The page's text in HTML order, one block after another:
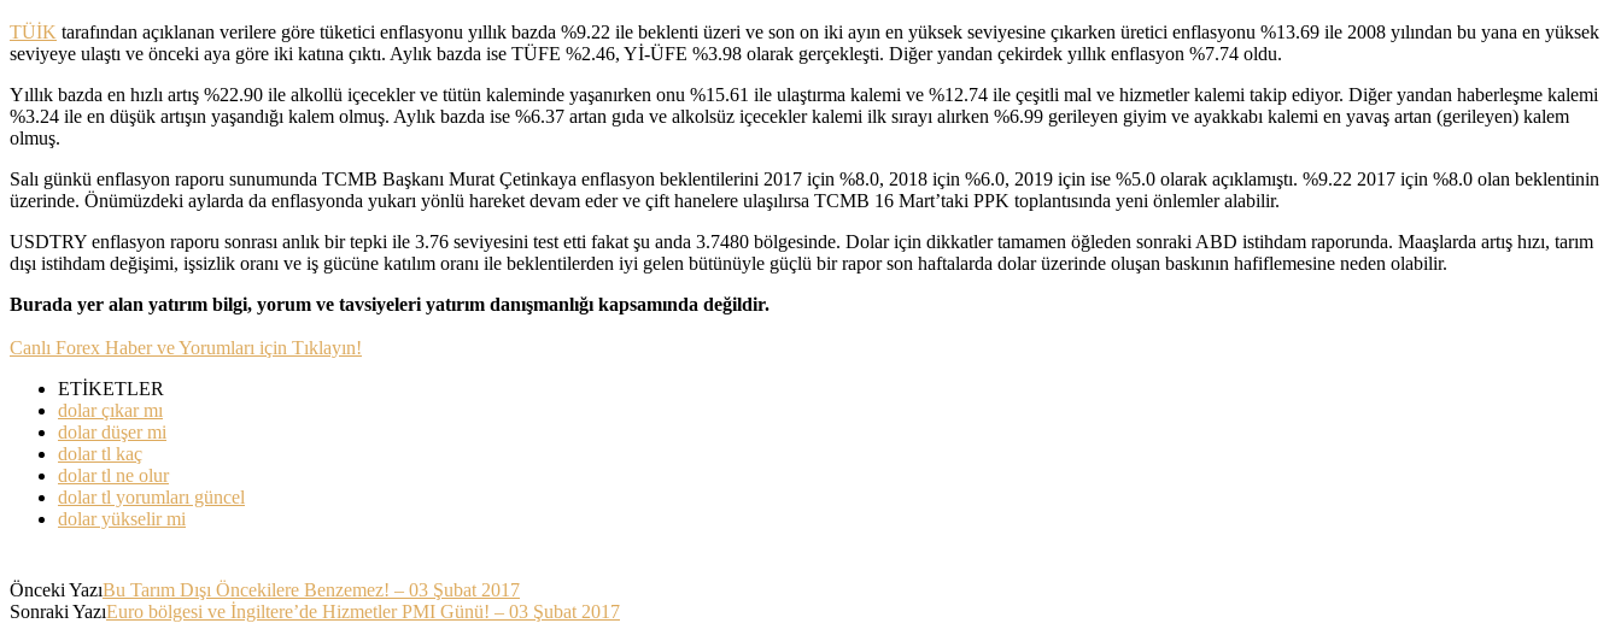
TÜİK tarafından açıklanan verilere göre tüketici enflasyonu yıllık bazda %9.22 ile beklenti üzeri ve son on iki ayın en yüksek seviyesine çıkarken üretici enflasyonu %13.69 ile 2008 yılından bu yana en yüksek
seviyeye ulaştı ve önceki aya göre iki katına çıktı. Aylık bazda ise TÜFE %2.46, Yİ-ÜFE %3.98 olarak gerçekleşti. Diğer yandan çekirdek yıllık enflasyon %7.74 oldu.
Yıllık bazda en hızlı artış %22.90 ile alkollü içecekler ve tütün kaleminde yaşanırken onu %15.61 ile ulaştırma kalemi ve %12.74 ile çeşitli mal ve hizmetler kalemi takip ediyor. Diğer yandan haberleşme kalemi
%3.24 ile en düşük artışın yaşandığı kalem olmuş. Aylık bazda ise %6.37 artan gıda ve alkolsüz içecekler kalemi ilk sırayı alırken %6.99 gerileyen giyim ve ayakkabı kalemi en yavaş artan (gerileyen) kalem
olmuş.
Salı günkü enflasyon raporu sunumunda TCMB Başkanı Murat Çetinkaya enflasyon beklentilerini 2017 için %8.0, 2018 için %6.0, 2019 için ise %5.0 olarak açıklamıştı. %9.22 2017 için %8.0 olan beklentinin
üzerinde. Önümüzdeki aylarda da enflasyonda yukarı yönlü hareket devam eder ve çift hanelere ulaşılırsa TCMB 16 Mart’taki PPK toplantısında yeni önlemler alabilir.
USDTRY enflasyon raporu sonrası anlık bir tepki ile 3.76 seviyesini test etti fakat şu anda 3.7480 bölgesinde. Dolar için dikkatler tamamen öğleden sonraki ABD istihdam raporunda. Maaşlarda artış hızı, tarım
dışı istihdam değişimi, işsizlik oranı ve iş gücüne katılım oranı ile beklentilerden iyi gelen bütünüyle güçlü bir rapor son haftalarda dolar üzerinde oluşan baskının hafiflemesine neden olabilir.
Burada yer alan yatırım bilgi, yorum ve tavsiyeleri yatırım danışmanlığı kapsamında değildir.
Canlı Forex Haber ve Yorumları için Tıklayın!
ETİKETLER
dolar çıkar mı
dolar düşer mi
dolar tl kaç
dolar tl ne olur
dolar tl yorumları güncel
dolar yükselir mi
Önceki YazıBu Tarım Dışı Öncekilere Benzemez! – 03 Şubat 2017
Sonraki YazıEuro bölgesi ve İngiltere’de Hizmetler PMI Günü! – 03 Şubat 2017